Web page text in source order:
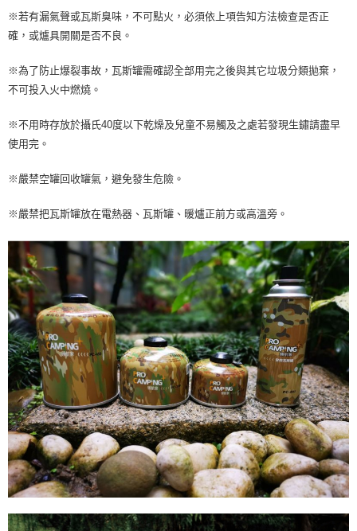
※若有漏氣聲或瓦斯臭味，不可點火，必須依上項告知方法檢查是否正
確，或爐具開關是否不良。
※為了防止爆裂事故，瓦斯罐需確認全部用完之後與其它垃圾分類拋棄，
不可投入火中燃燒。
※不用時存放於攝氏40度以下乾燥及兒童不易觸及之處若發現生鏽請盡早
使用完。
※嚴禁空罐回收罐氣，避免發生危險。
※嚴禁把瓦斯罐放在電熱器、瓦斯罐、暖爐正前方或高溫旁。